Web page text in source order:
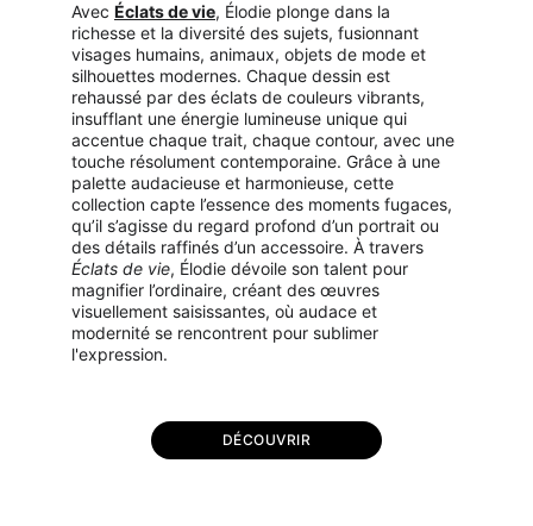
Avec Éclats de vie, Élodie plonge dans la
richesse et la diversité des sujets, fusionnant
visages humains, animaux, objets de mode et
silhouettes modernes. Chaque dessin est
rehaussé par des éclats de couleurs vibrants,
insufflant une énergie lumineuse unique qui
accentue chaque trait, chaque contour, avec une
touche résolument contemporaine. Grâce à une
palette audacieuse et harmonieuse, cette
collection capte l’essence des moments fugaces,
qu’il s’agisse du regard profond d’un portrait ou
des détails raffinés d’un accessoire. À travers
Éclats de vie, Élodie dévoile son talent pour
magnifier l’ordinaire, créant des œuvres
visuellement saisissantes, où audace et
modernité se rencontrent pour sublimer
l'expression.
DÉCOUVRIR